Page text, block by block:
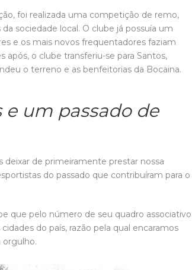
foi realizada uma competição de remo,
sociedade local. O clube já possuía um
e os mais novos frequentadores faziam
após, o clube transferiu-se para Santos,
o terreno e as benfeitorias da Bocaina.
um passado de
de primeiramente prestar nossa
do passado que contribuíram para o
que pelo número de seu quadro associativo
do país, razão pela qual encaramos